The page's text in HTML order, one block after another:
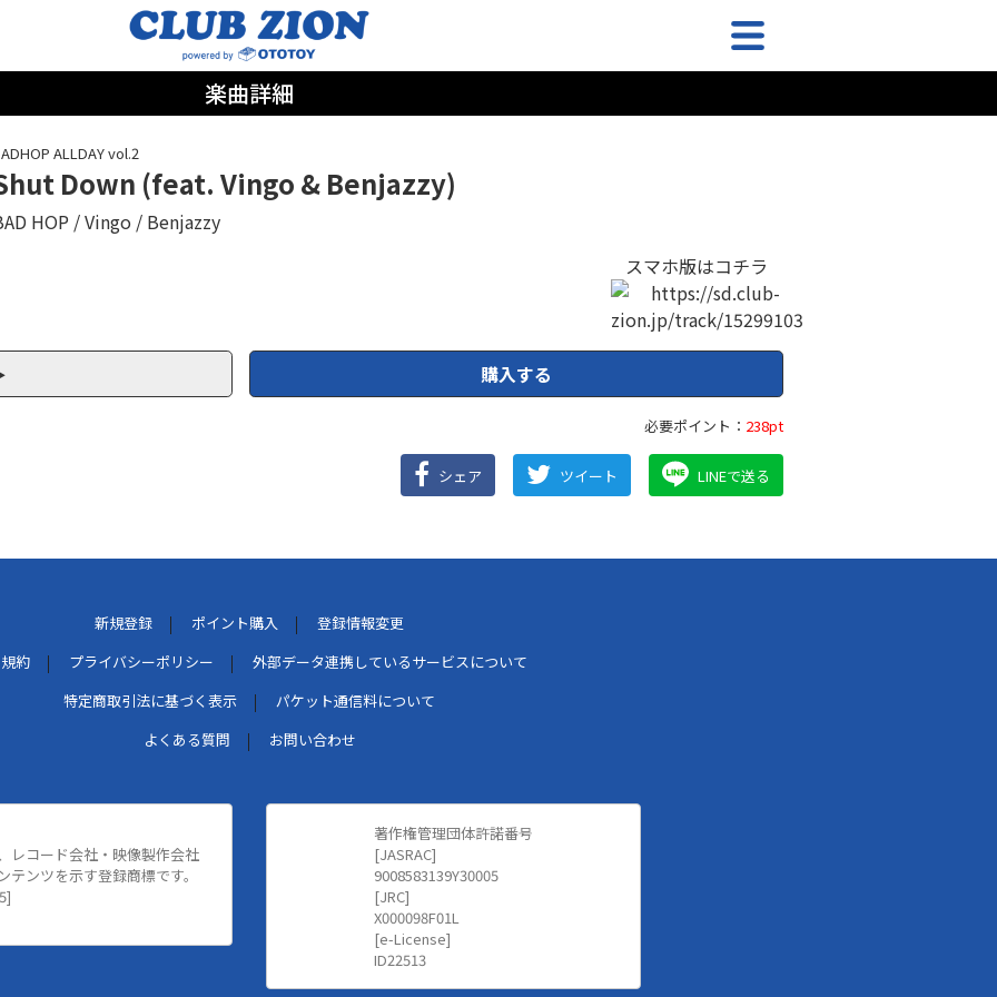
楽曲詳細
ALLDAY vol.2
Down (feat. Vingo & Benjazzy)
HOP Vingo
Benjazzy
スマホ版はコチラ
購入する
必要ポイント： 238pt
シェア ツイート LINEで送る
新規登録 ポイント購入
登録情報変更
約
プライバシーポリシー
外部データ連携しているサービスについて
特定商取引法に基づく表示
パケット通信料について
よくある質問
お問い合わせ
レコード会社・映像製作会社
テンツを示す登録商標です。
著作権管理団体許諾番号
[JASRAC]
9008583139Y30005
[JRC]
X000098F01L
[e-License]
ID22513